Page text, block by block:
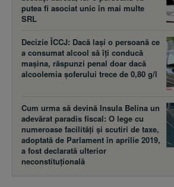
putea fi asociat unic în mai multe
SRL
Decizie ÎCCJ: Dacă laşi o persoană ce
a consumat alcool să îţi conducă
maşina, răspunzi penal doar dacă
alcoolemia şoferului trece de 0,80 g/l
Cum urma să devină Insula Belina un
adevărat paradis fiscal: O lege cu
numeroase facilităţi şi scutiri de taxe,
adoptată de Parlament în aprilie 2019,
a fost declarată ulterior
neconstituţională